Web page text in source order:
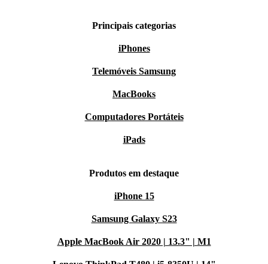
Principais categorias
iPhones
Telemóveis Samsung
MacBooks
Computadores Portáteis
iPads
Produtos em destaque
iPhone 15
Samsung Galaxy S23
Apple MacBook Air 2020 | 13.3" | M1